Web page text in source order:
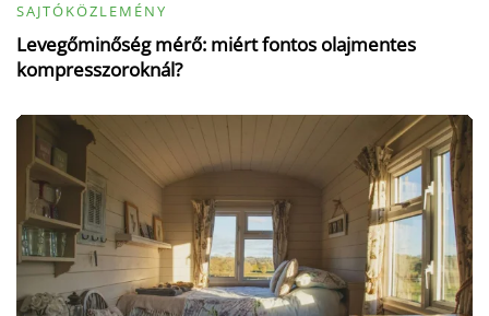
SAJTÓKÖZLEMÉNY
Levegőminőség mérő: miért fontos olajmentes
kompresszoroknál?